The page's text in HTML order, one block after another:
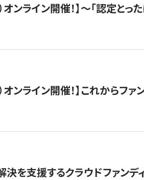
オンライン開催！】〜「認定と
オンライン開催！】これからフ
決を支援するクラウドファン